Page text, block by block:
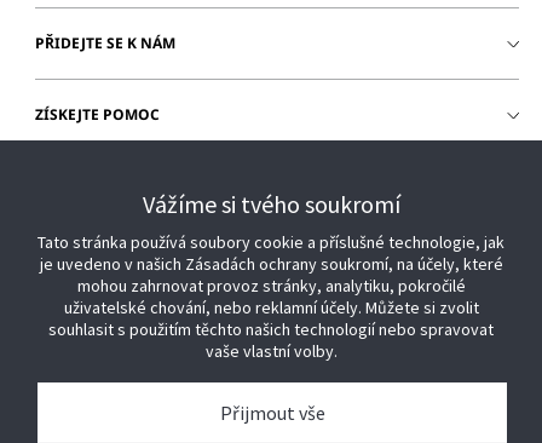
PŘIDEJTE SE K NÁM
ZÍSKEJTE POMOC
Vážíme si tvého soukromí
Tato stránka používá soubory cookie a příslušné technologie, jak
je uvedeno v našich Zásadách ochrany soukromí, na účely, které
mohou zahrnovat provoz stránky, analytiku, pokročilé
uživatelské chování, nebo reklamní účely. Můžete si zvolit
souhlasit s použitím těchto našich technologií nebo spravovat
vaše vlastní volby.
Přijmout vše